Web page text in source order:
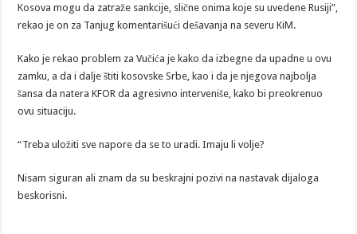
Kosova mogu da zatraže sankcije, slične onima koje su uvedene Rusiji”,
rekao je on za Tanjug komentarišući dešavanja na severu KiM.
Kako je rekao problem za Vučića je kako da izbegne da upadne u ovu
zamku, a da i dalje štiti kosovske Srbe, kao i da je njegova najbolja
šansa da natera KFOR da agresivno interveniše, kako bi preokrenuo
ovu situaciju.
“Treba uložiti sve napore da se to uradi. Imaju li volje?
Nisam siguran ali znam da su beskrajni pozivi na nastavak dijaloga
beskorisni.